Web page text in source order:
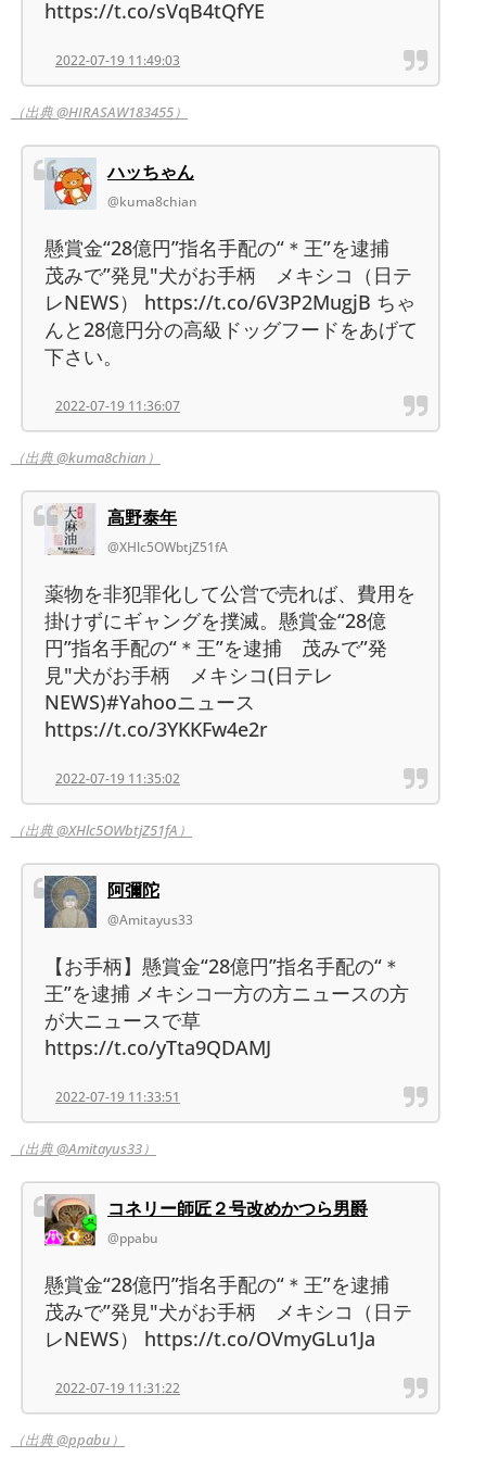
https://t.co/sVqB4tQfYE
2022-07-19 11:49:03
（出典 @HIRASAW183455）
ハッちゃん
@kuma8chian
懸賞金“28億円”指名手配の“＊王”を逮捕
茂みで”発見"犬がお手柄 メキシコ（日テ
レNEWS） https://t.co/6V3P2MugjB ちゃ
んと28億円分の高級ドッグフードをあげて
下さい。
2022-07-19 11:36:07
（出典 @kuma8chian）
高野泰年
@XHlc5OWbtjZ51fA
薬物を非犯罪化して公営で売れば、費用を
掛けずにギャングを撲滅。懸賞金“28億
円”指名手配の“＊王”を逮捕 茂みで”発
見"犬がお手柄 メキシコ(日テレ
NEWS)#Yahooニュース
https://t.co/3YKKFw4e2r
2022-07-19 11:35:02
（出典 @XHlc5OWbtjZ51fA）
阿彌陀
@Amitayus33
【お手柄】懸賞金“28億円”指名手配の“＊
王”を逮捕 メキシコ一方の方ニュースの方
が大ニュースで草
https://t.co/yTta9QDAMJ
2022-07-19 11:33:51
（出典 @Amitayus33）
コネリー師匠２号改めかつら男爵
@ppabu
懸賞金“28億円”指名手配の“＊王”を逮捕
茂みで”発見"犬がお手柄 メキシコ（日テ
レNEWS） https://t.co/OVmyGLu1Ja
2022-07-19 11:31:22
（出典 @ppabu）